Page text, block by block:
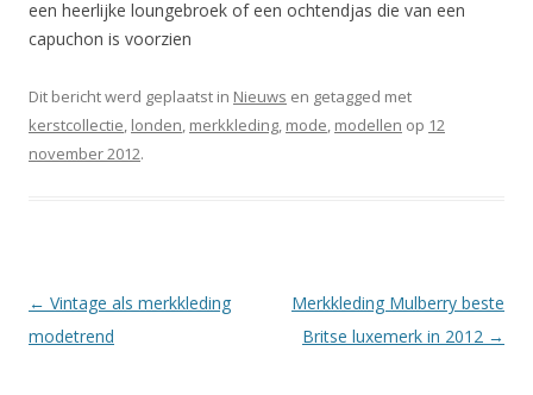
een heerlijke loungebroek of een ochtendjas die van een
capuchon is voorzien
Dit bericht werd geplaatst in Nieuws en getagged met
kerstcollectie, londen, merkkleding, mode, modellen op 12
november 2012.
Berichtnavigatie
← Vintage als merkkleding
modetrend
Merkkleding Mulberry beste
Britse luxemerk in 2012 →